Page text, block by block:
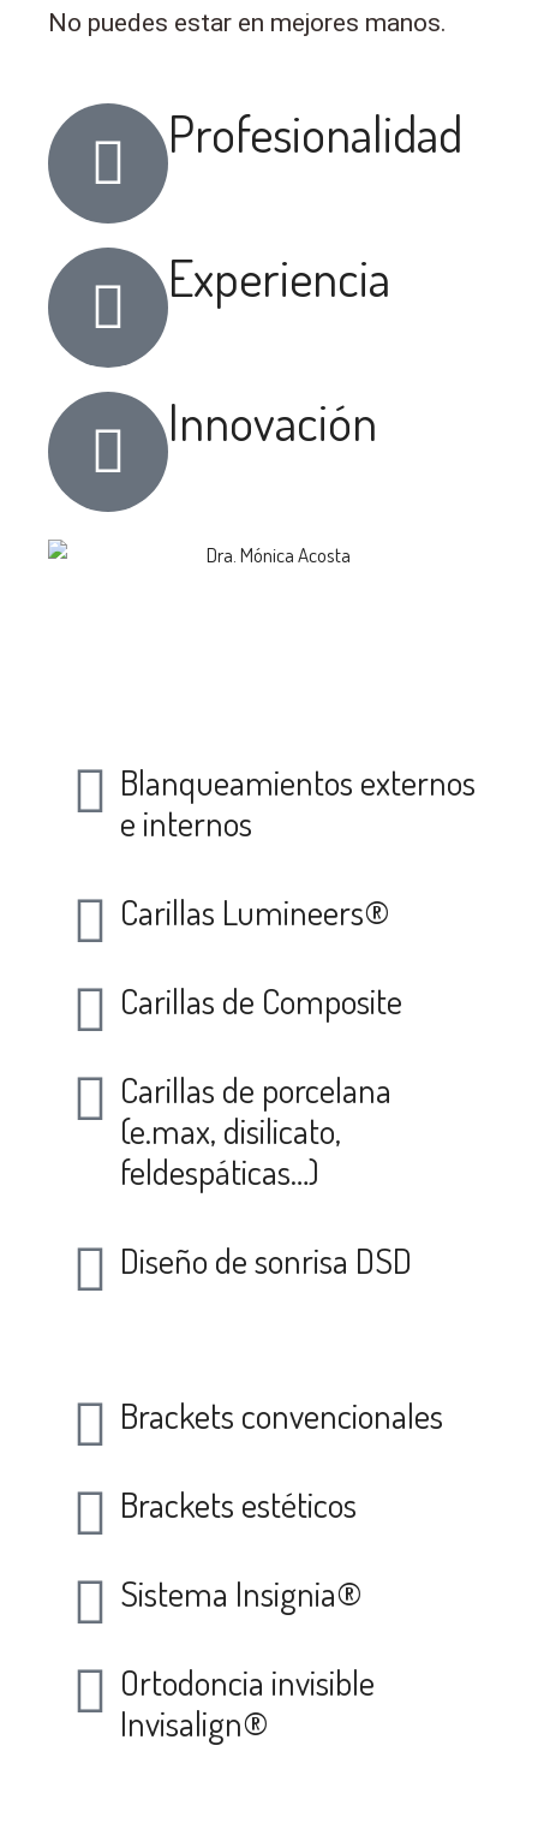
No puedes estar en mejores manos.
Profesionalidad
Experiencia
Innovación
Blanqueamientos externos
e internos
Carillas Lumineers®
Carillas de Composite
Carillas de porcelana
(e.max, disilicato,
feldespáticas…)
Diseño de sonrisa DSD
Brackets convencionales
Brackets estéticos
Sistema Insignia®
Ortodoncia invisible
Invisalign®